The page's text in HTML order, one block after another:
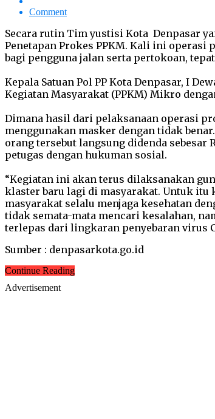
Comment
Secara rutin Tim yustisi Kota Denpasar
Penetapan Prokes PPKM. Kali ini
bagi pengguna jalan serta pertokoan,
Kepala Satuan Pol PP Kota Denpasar, I
Kegiatan Masyarakat (PPKM) Mikro
Dimana hasil dari pelaksanaan operasi
menggunakan masker dengan tidak
orang tersebut langsung didenda
petugas dengan hukuman sosial.
“Kegiatan ini akan terus dilaksanakan
klaster baru lagi di masyarakat. Untuk
masyarakat selalu menjaga kesehatan
tidak semata-mata mencari kesalahan,
terlepas dari lingkaran penyebaran virus
Sumber : denpasarkota.go.id
Continue Reading
Advertisement